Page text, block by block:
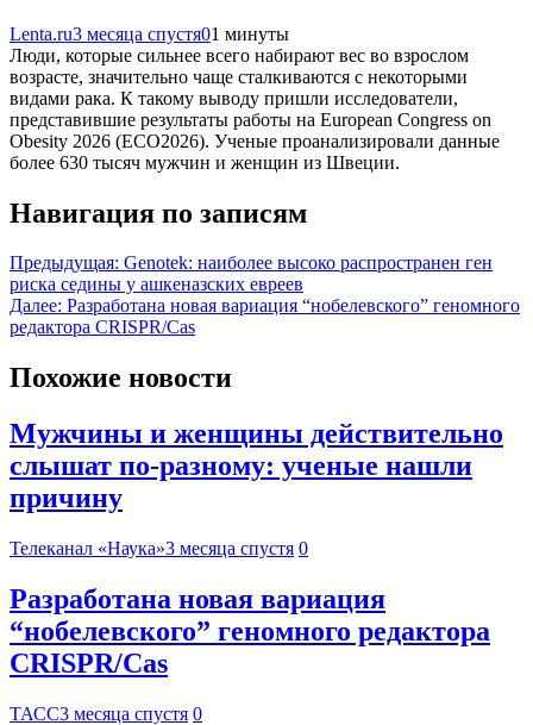
Lenta.ru3 месяца спустя01 минуты
Люди, которые сильнее всего набирают вес во взрослом
возрасте, значительно чаще сталкиваются с некоторыми
видами рака. К такому выводу пришли исследователи,
представившие результаты работы на European Congress on
Obesity 2026 (ECO2026). Ученые проанализировали данные
более 630 тысяч мужчин и женщин из Швеции.
Навигация по записям
Предыдущая: Genotek: наиболее высоко распространен ген
риска седины у ашкеназских евреев
Далее: Разработана новая вариация “нобелевского” геномного
редактора CRISPR/Cas
Похожие новости
Мужчины и женщины действительно
слышат по-разному: ученые нашли
причину
Телеканал «Наука»3 месяца спустя 0
Разработана новая вариация
“нобелевского” геномного редактора
CRISPR/Cas
ТАСС3 месяца спустя 0